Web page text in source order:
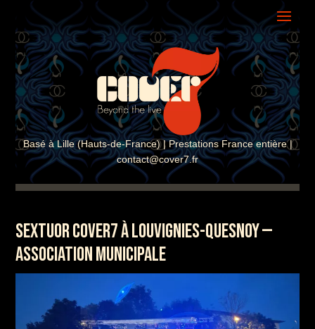
Basé à Lille (Hauts-de-France) | Prestations France entière |
contact@cover7.fr
SEXTUOR COVER7 À LOUVIGNIES-QUESNOY —
ASSOCIATION MUNICIPALE
ASSISTANT COVER7
En ligne · Réponse instantanée